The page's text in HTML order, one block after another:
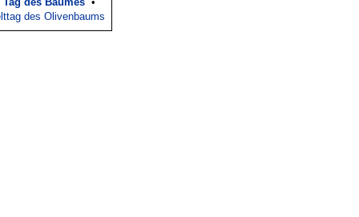
des Olivenbaums